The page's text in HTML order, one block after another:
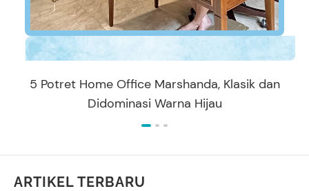
5 Potret Home Office Marshanda, Klasik dan
Didominasi Warna Hijau
ARTIKEL TERBARU